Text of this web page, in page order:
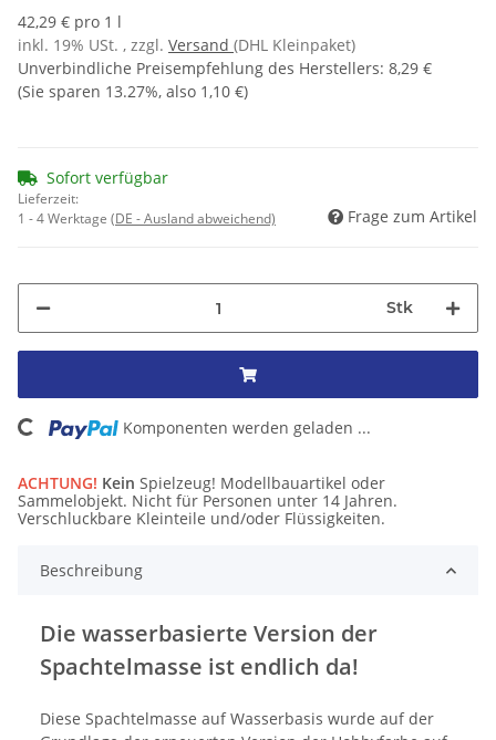
42,29 € pro 1 l
inkl. 19% USt. , zzgl. Versand (DHL Kleinpaket)
Unverbindliche Preisempfehlung des Herstellers: 8,29 €
(Sie sparen 13.27%, also 1,10 €)
Sofort verfügbar
Lieferzeit:
1 - 4 Werktage (DE - Ausland abweichend) Frage zum Artikel
Stk
Komponenten werden geladen ...
ACHTUNG! Kein Spielzeug! Modellbauartikel oder
Sammelobjekt. Nicht für Personen unter 14 Jahren.
Verschluckbare Kleinteile und/oder Flüssigkeiten.
Beschreibung
Die wasserbasierte Version der
Spachtelmasse ist endlich da!
Diese Spachtelmasse auf Wasserbasis wurde auf der